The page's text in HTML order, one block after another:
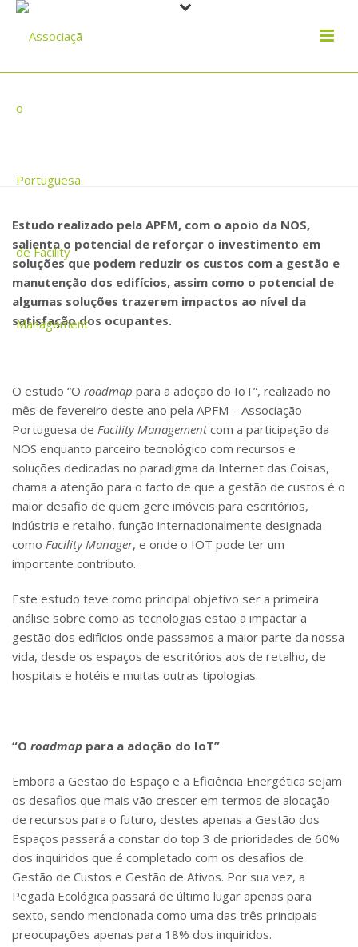
PRESSÃO PARA CONTROLAR CUSTOS
Estudo realizado pela APFM, com o apoio da NOS,
salienta o potencial de reforçar o investimento em
soluções que podem reduzir os custos com a gestão e
manutenção dos edifícios, assim como o potencial de
algumas soluções trazerem impactos ao nível da
satisfação dos ocupantes.
O estudo “O roadmap para a adoção do IoT”, realizado no
mês de fevereiro deste ano pela APFM – Associação
Portuguesa de Facility Managementcom a participação da
NOS enquanto parceiro tecnológico com recursos e
soluções dedicadas no paradigma da Internet das Coisas,
chama a atenção para o facto de que a gestão de custos é o
maior desafio de quem gere imóveis para escritórios,
indústria e retalho, função internacionalmente designada
como Facility Manager, e onde o IOT pode ter um
importante contributo.
Este estudo teve como principal objetivo ser a primeira
análise sobre como as tecnologias estão a impactar a
gestão dos edifícios onde passamos a maior parte da nossa
vida, desde os espaços de escritórios aos de retalho, de
hospitais e hotéis e muitas outras tipologias.
“O roadmap para a adoção do IoT”
Embora a Gestão do Espaço e a Eficiência Energética sejam
os desafios que mais vão crescer em termos de alocação
de recursos para o futuro, destes apenas a Gestão dos
Espaços passará a constar do top 3 de prioridades de 60%
dos inquiridos que é completado com os desafios de
Gestão de Custos e Gestão de Ativos. Por sua vez, a
Pegada Ecológica passará de último lugar apenas para
sexto, sendo mencionada como uma das três principais
preocupações apenas para 18% dos inquiridos.